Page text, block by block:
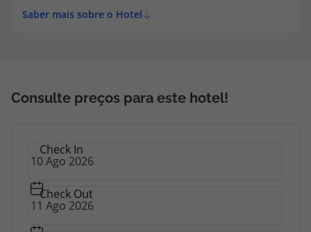
Saber mais sobre o Hotel
Consulte preços para este hotel!
Check In
Check Out